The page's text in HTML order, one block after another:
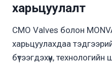
харьцуулалт
CMO Valves болон
харьцуулахдаа
бүтээгдэхүүн,